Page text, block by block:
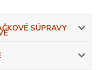
SÚPRAVY